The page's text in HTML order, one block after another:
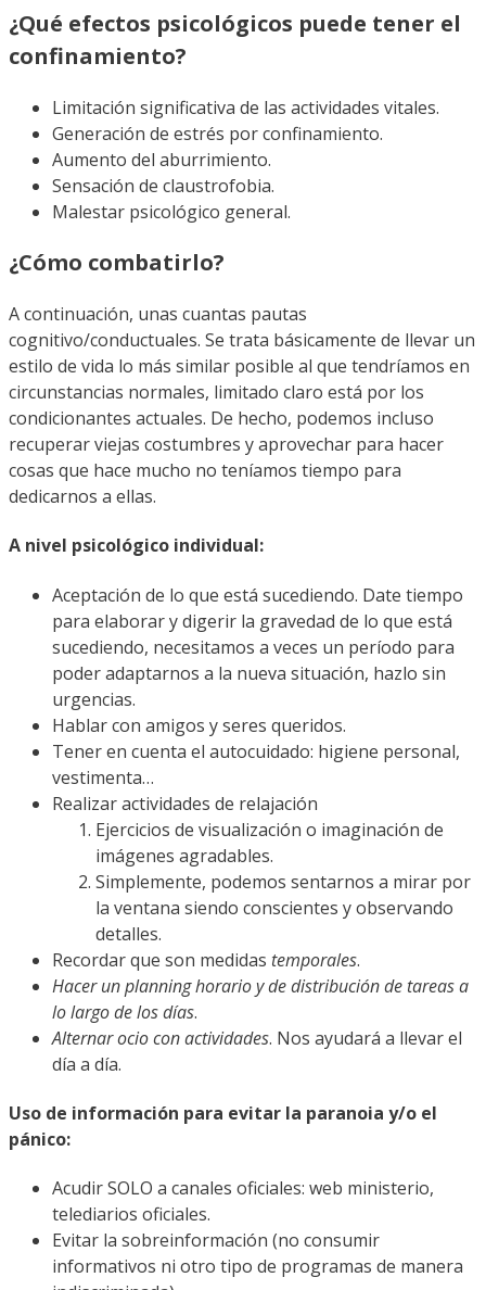
¿Qué efectos psicológicos puede tener el
confinamiento?
Limitación significativa de las actividades vitales.
Generación de estrés por confinamiento.
Aumento del aburrimiento.
Sensación de claustrofobia.
Malestar psicológico general.
¿Cómo combatirlo?
A continuación, unas cuantas pautas
cognitivo/conductuales. Se trata básicamente de llevar un
estilo de vida lo más similar posible al que tendríamos en
circunstancias normales, limitado claro está por los
condicionantes actuales. De hecho, podemos incluso
recuperar viejas costumbres y aprovechar para hacer
cosas que hace mucho no teníamos tiempo para
dedicarnos a ellas.
A nivel psicológico individual:
Aceptación de lo que está sucediendo. Date tiempo
para elaborar y digerir la gravedad de lo que está
sucediendo, necesitamos a veces un período para
poder adaptarnos a la nueva situación, hazlo sin
urgencias.
Hablar con amigos y seres queridos.
Tener en cuenta el autocuidado: higiene personal,
vestimenta…
Realizar actividades de relajación
Ejercicios de visualización o imaginación de
imágenes agradables.
Simplemente, podemos sentarnos a mirar por
la ventana siendo conscientes y observando
detalles.
Recordar que son medidas temporales.
Hacer un planning horario y de distribución de tareas a
lo largo de los días.
Alternar ocio con actividades. Nos ayudará a llevar el
día a día.
Uso de información para evitar la paranoia y/o el
pánico:
Acudir SOLO a canales oficiales: web ministerio,
telediarios oficiales.
Evitar la sobreinformación (no consumir
informativos ni otro tipo de programas de manera